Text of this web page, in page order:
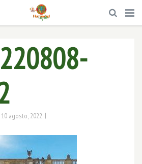
10 agosto, 2022 |